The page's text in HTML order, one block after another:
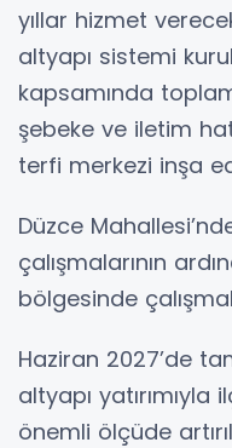
yıllar hizmet
altyapı sistemi
kapsamında
şebeke ve iletim
terfi merkezi inşa
Düzce
çalışmalarının
bölgesinde
Haziran 2027’de
altyapı
önemli ölçüde